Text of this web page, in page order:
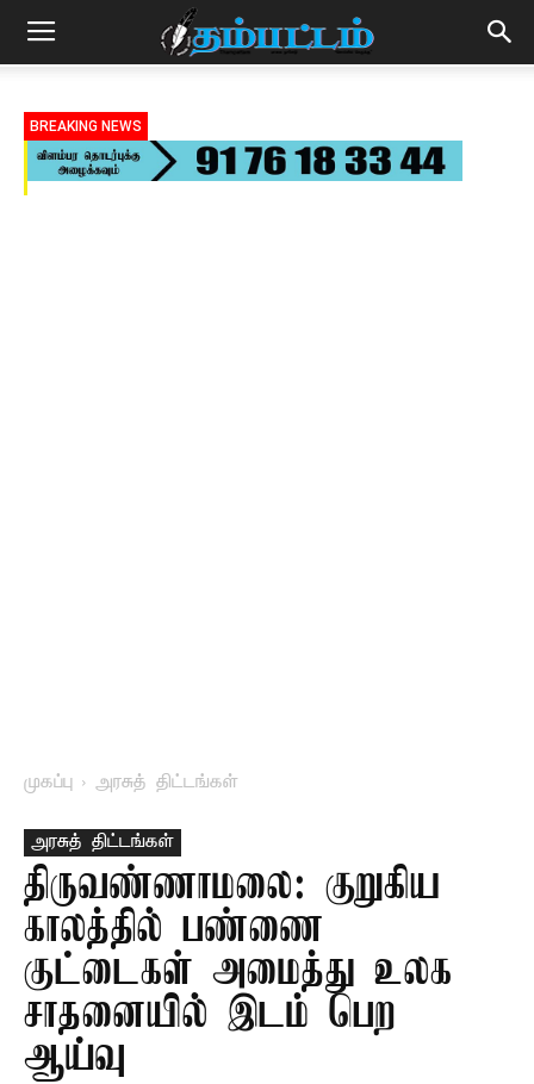
BREAKING NEWS
முகப்பு அரசுத் திட்டங்கள்
அரசுத் திட்டங்கள்
திருவண்ணாமலை: குறுகிய
காலத்தில் பண்ணை
குட்டைகள் அமைத்து உலக
சாதனையில் இடம் பெற
ஆய்வு